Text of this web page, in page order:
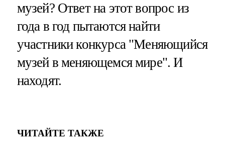
музей? Ответ на этот вопрос из
года в год пытаются найти
участники конкурса "Меняющийся
музей в меняющемся мире". И
находят.
ЧИТАЙТЕ ТАКЖЕ